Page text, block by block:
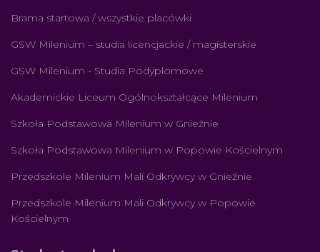
Brama startowa / wszystkie placówki
GSW Milenium – studia licencjackie / magisterskie
GSW Milenium - Studia Podyplomowe
Akademickie Liceum Ogólnokształcące Milenium
Szkoła Podstawowa Milenium w Gnieźnie
Szkoła Podstawowa Milenium w Popowie Kościelnym
Przedszkole Milenium Mali Odkrywcy w Gnieźnie
Przedszkole Milenium Mali Odkrywcy w Popowie
Kościelnym